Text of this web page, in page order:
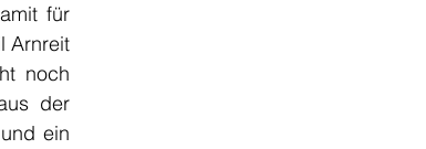
für
Arnreit
noch
der